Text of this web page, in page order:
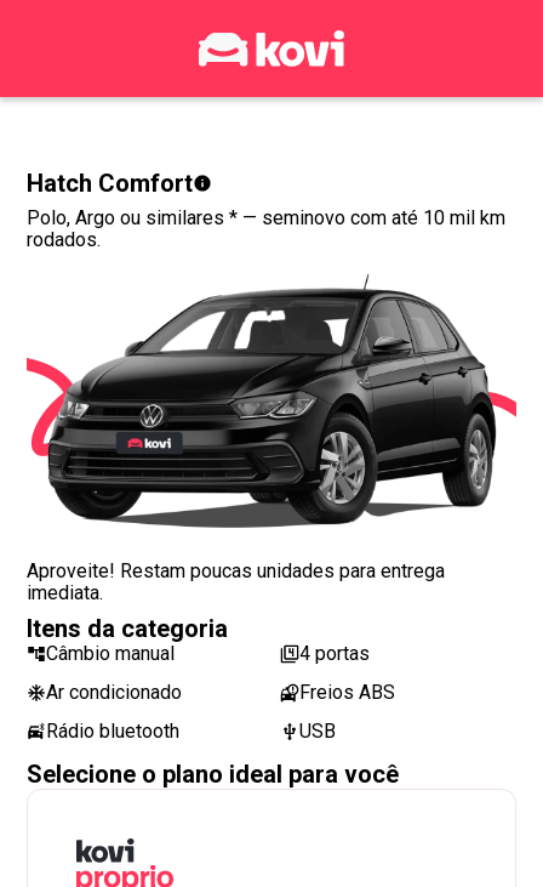
Hatch Comfort
Polo, Argo ou similares * — seminovo com até 10 mil km
rodados.
Aproveite! Restam poucas unidades para entrega
imediata.
Itens da categoria
Câmbio manual
4 portas
Ar condicionado
Freios ABS
Rádio bluetooth
USB
Selecione o plano ideal para você